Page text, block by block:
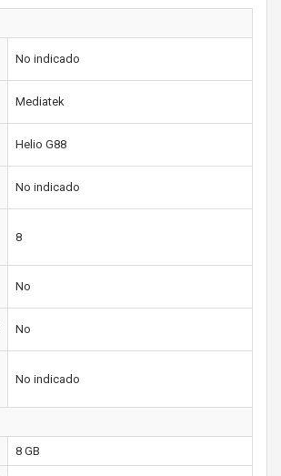
No indicado
Mediatek
Helio G88
No indicado
8
No
No
No indicado
8 GB